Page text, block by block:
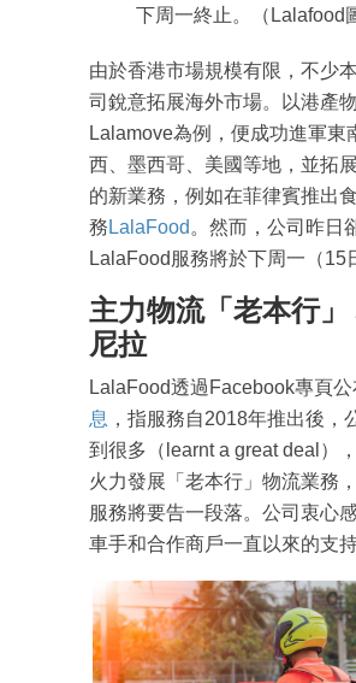
下周一終止。（Lalafood
由於香港市場規模有限，不少
司銳意拓展海外市場。以港產
Lalamove為例，便成功進軍東
西、墨西哥、美國等地，並拓
的新業務，例如在菲律賓推出
務LalaFood。然而，公司昨日
LalaFood服務將於下周一（15
主力物流「老本行
尼拉
LalaFood透過Facebook專頁公
息 ，指服務自2018年推出後，
到很多（learnt a great deal）
火力發展「老本行」物流業務
服務將要告一段落。公司衷心感
車手和合作商戶一直以來的支持